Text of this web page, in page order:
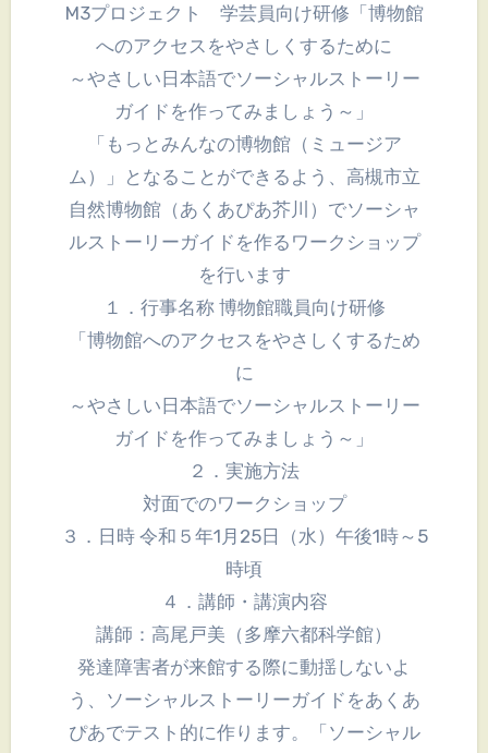
M3プロジェクト 学芸員向け研修「博物館
へのアクセスをやさしくするために
～やさしい日本語でソーシャルストーリー
ガイドを作ってみましょう～」
「もっとみんなの博物館（ミュージア
ム）」となることができるよう、高槻市立
自然博物館（あくあぴあ芥川）でソーシャ
ルストーリーガイドを作るワークショップ
を行います
１．行事名称 博物館職員向け研修
「博物館へのアクセスをやさしくするため
に
～やさしい日本語でソーシャルストーリー
ガイドを作ってみましょう～」
２．実施方法
対面でのワークショップ
３．日時 令和５年1月25日（水）午後1時～5
時頃
４．講師・講演内容
講師：高尾戸美（多摩六都科学館）
発達障害者が来館する際に動揺しないよ
う、ソーシャルストーリーガイドをあくあ
ぴあでテスト的に作ります。「ソーシャル